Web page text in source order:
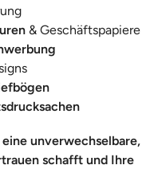
& Geschäftspapiere
unverwechselbare,
schafft und Ihre